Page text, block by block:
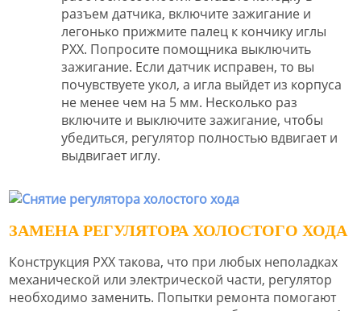
разъем датчика, включите зажигание и
легонько прижмите палец к кончику иглы
РХХ. Попросите помощника выключить
зажигание. Если датчик исправен, то вы
почувствуете укол, а игла выйдет из корпуса
не менее чем на 5 мм. Несколько раз
включите и выключите зажигание, чтобы
убедиться, регулятор полностью вдвигает и
выдвигает иглу.
ЗАМЕНА РЕГУЛЯТОРА ХОЛОСТОГО ХОДА
Конструкция РХХ такова, что при любых неполадках
механической или электрической части, регулятор
необходимо заменить. Попытки ремонта помогают